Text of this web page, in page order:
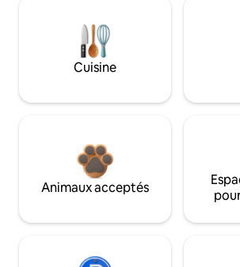
Cuisine
Animaux acceptés